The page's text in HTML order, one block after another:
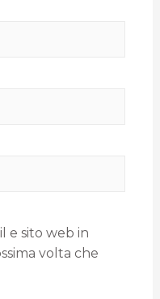
e sito web in
volta che